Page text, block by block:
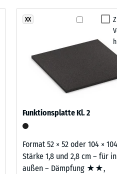
Rutschfestigkeit Klasse DS (EN
Abriebfestigkeit - Beständigkeit
Wasserdurchlässigkeit (EN
Rutschhemmung (EN 16165) -
Wärmedämmung - Skalenwert 2
Druckfestigkeit
Skalenwert
XX
Funktionsplatte Kl. 2
Format 52 × 52 oder 104 ×
Stärke 1,8 und 2,8 cm – für
außen – Dämpfung ★★,